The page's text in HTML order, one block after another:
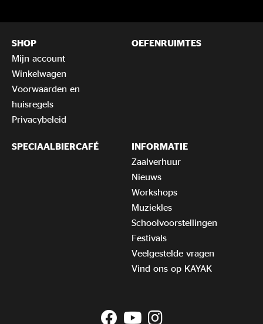
SHOP
Mijn account
Winkelwagen
Voorwaarden en
huisregels
Privacybeleid
OEFENRUIMTES
SPECIAALBIERCAFÉ
INFORMATIE
Zaalverhuur
Nieuws
Workshops
Muziekles
Schoolvoorstellingen
Festivals
Veelgestelde vragen
Vind ons op KAYAK